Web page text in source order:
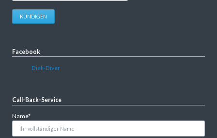
KÜNDIGEN
Facebook
Dieli-Diver
Call-Back-Service
Pflichtfeld
Name*